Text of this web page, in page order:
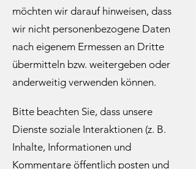
möchten wir darauf hinweisen, dass
wir nicht personenbezogene Daten
nach eigenem Ermessen an Dritte
übermitteln bzw. weitergeben oder
anderweitig verwenden können.​
Bitte beachten Sie, dass unsere
Dienste soziale Interaktionen (z. B.
Inhalte, Informationen und
Kommentare öffentlich posten und